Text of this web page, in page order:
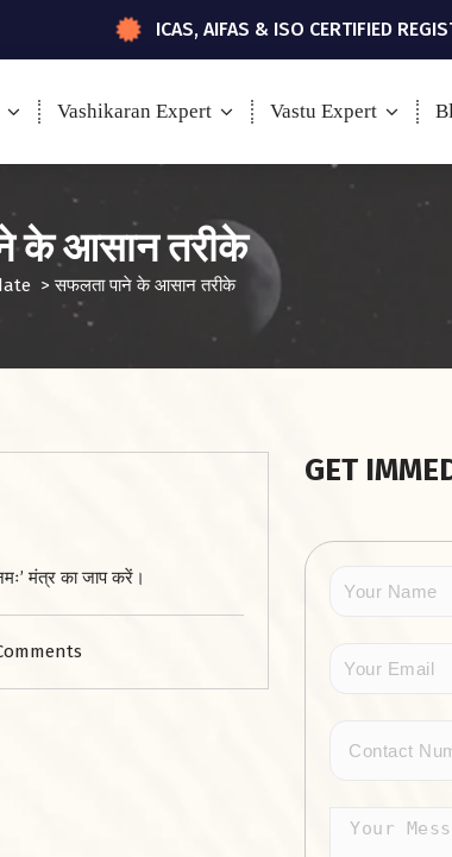
ICAS, AIFAS & ISO CERTIFIED
Vashikaran Expert Vastu Expert
के आसान तरीके
>सफलता पाने के आसान तरीके
मंत्र का जाप करें।
GET